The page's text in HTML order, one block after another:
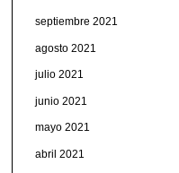
septiembre 2021
agosto 2021
julio 2021
junio 2021
mayo 2021
abril 2021